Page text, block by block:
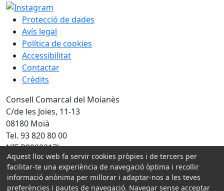
Protecció de dades
Avís legal
Política de cookies
Accessibilitat
Contactar
Crèdits
Consell Comarcal del Moianès
C/de les Joies, 11-13
08180 Moià
Tel. 93 820 80 00
NIF P0800317J
Amb la col·laboració de:
Aquest lloc web fa servir cookies pròpies i de tercers per
facilitar-te una experiència de navegació òptima i recollir
informació anònima per millorar i adaptar-nos a les teves
preferències i pautes de navegació. Navegar sense acceptar